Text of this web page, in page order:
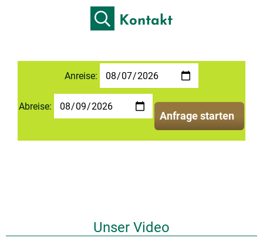
Kontakt
Anreise:
Abreise:
Anfrage starten
Unser Video